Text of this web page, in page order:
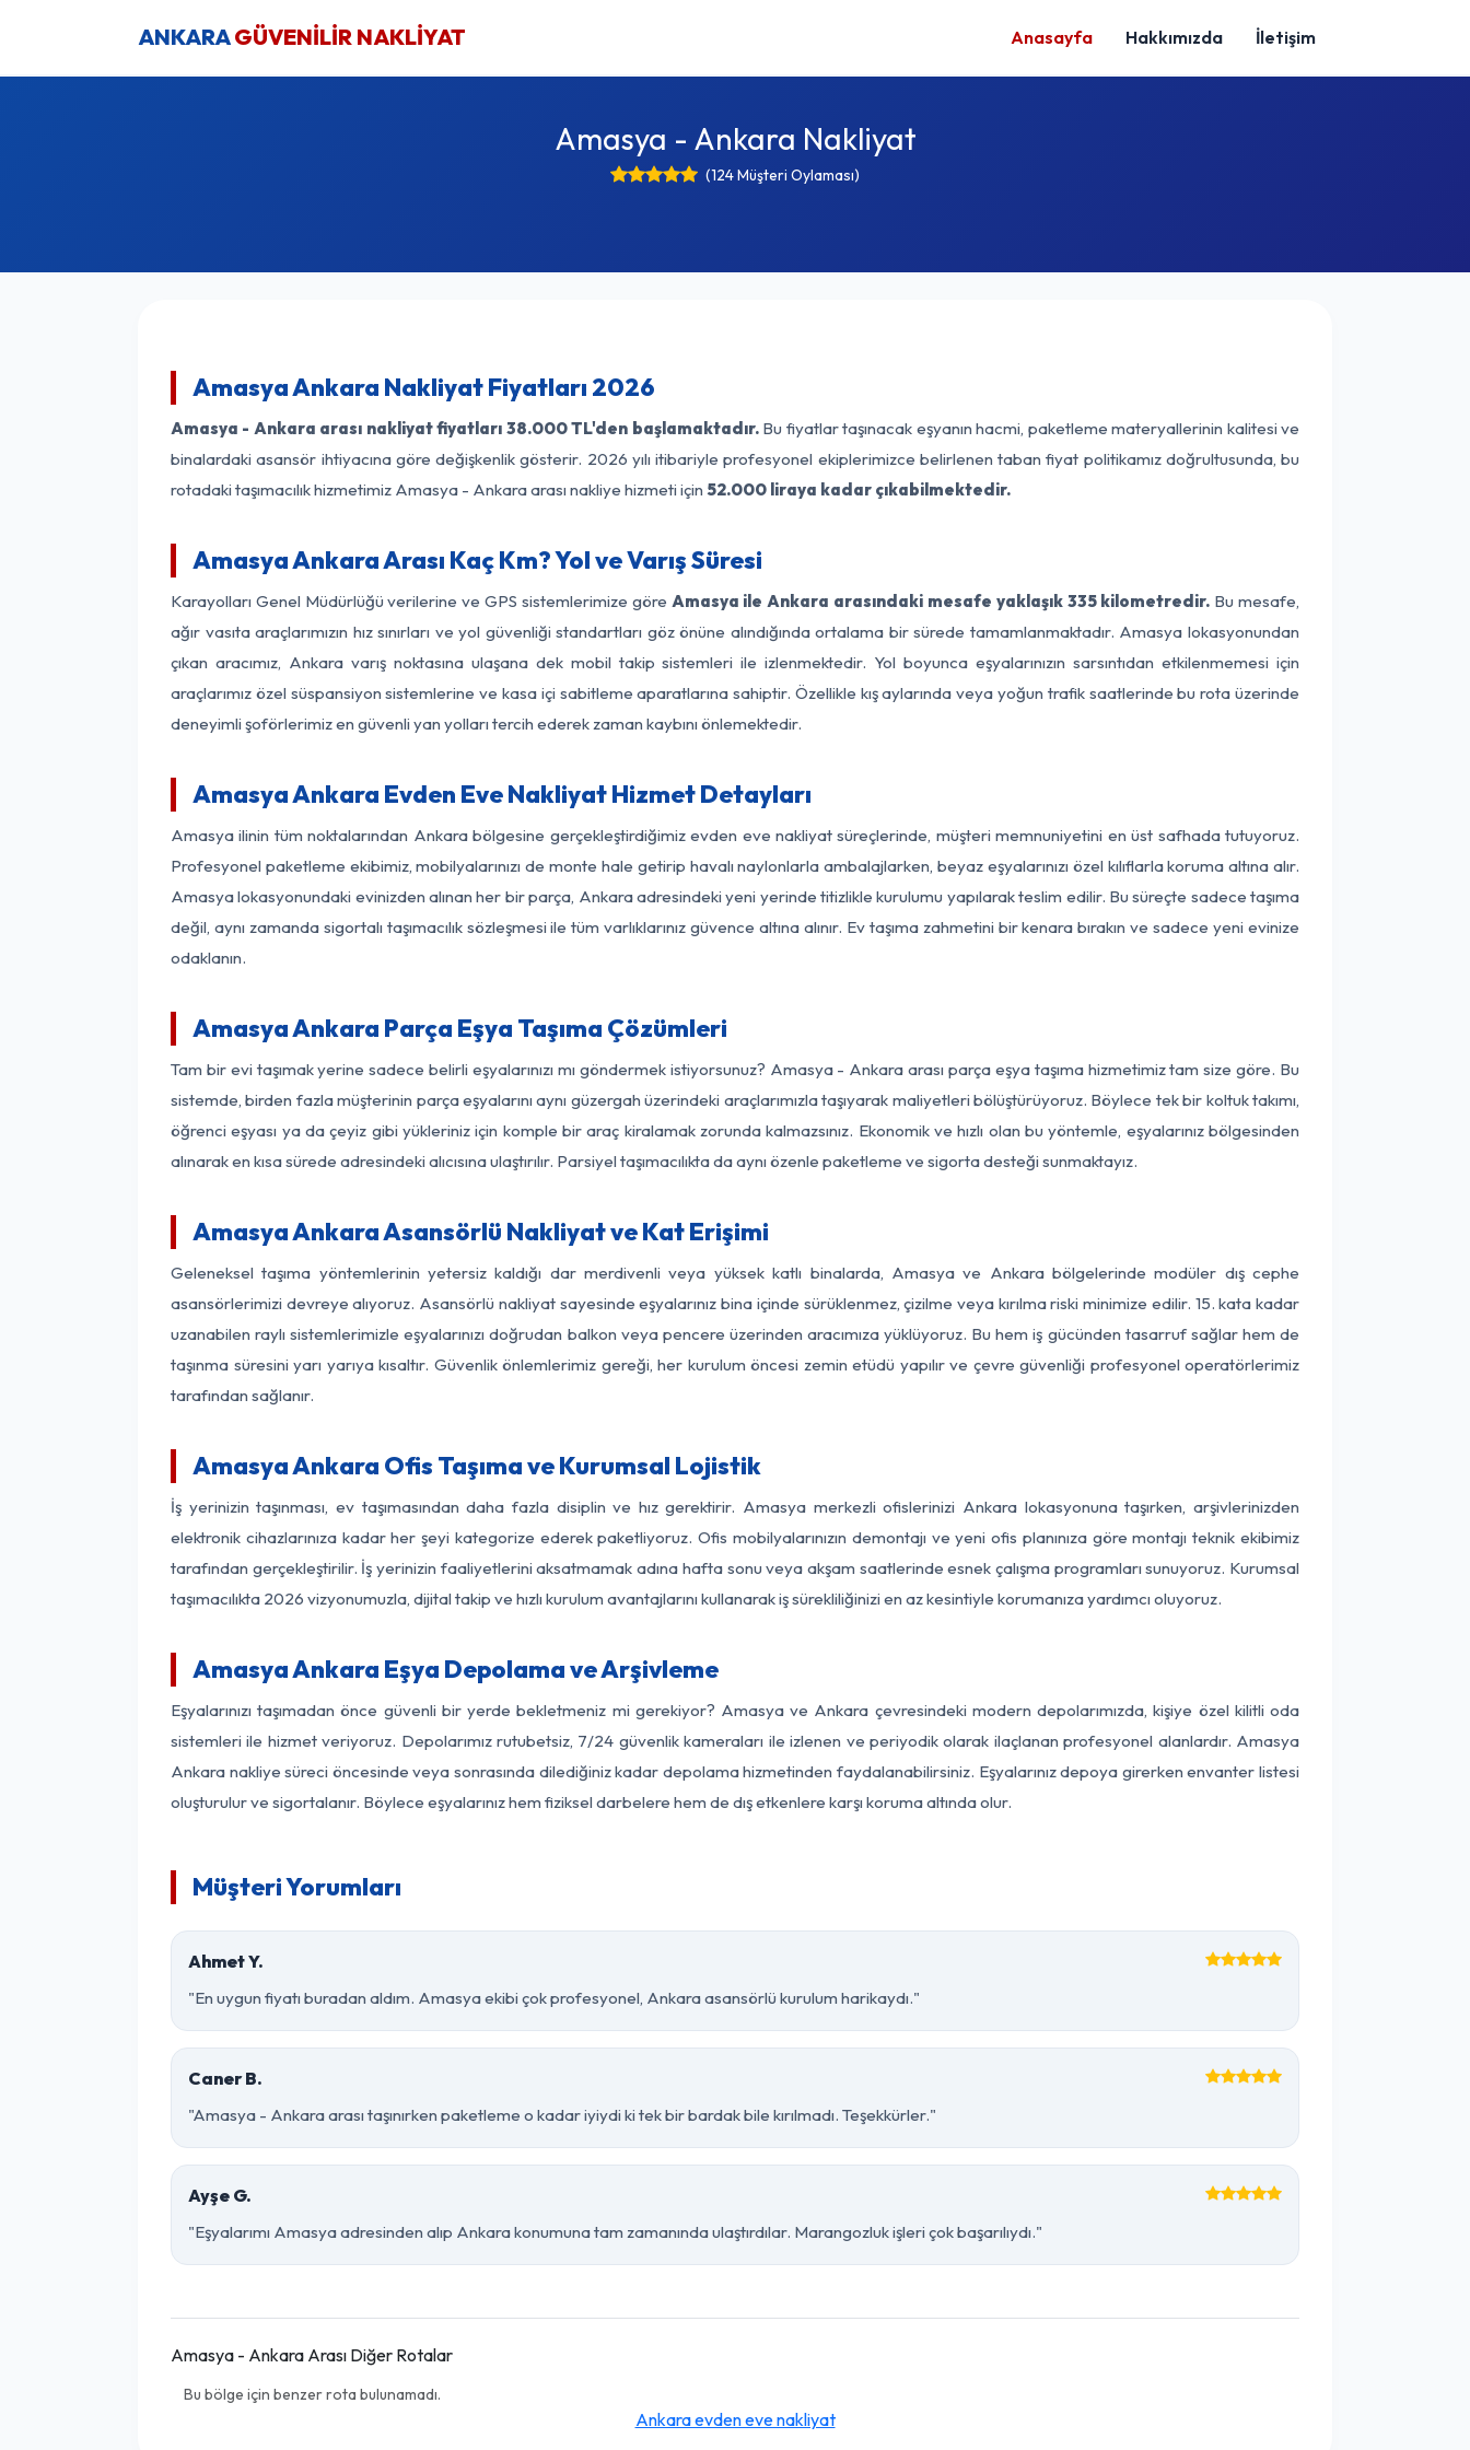
ANKARAGÜVENİLİR NAKLİYAT Anasayfa Hakkımızda İletişim
Amasya - Ankara Nakliyat
(124 Müşteri Oylaması)
Amasya Ankara Nakliyat Fiyatları 2026
Amasya - Ankara arası nakliyat fiyatları 38.000 TL'den başlamaktadır.Bu fiyatlar taşınacak eşyanın hacmi, paketleme materyallerinin kalitesi ve
binalardaki asansör ihtiyacına göre değişkenlik gösterir. 2026 yılı itibariyle profesyonel ekiplerimizce belirlenen taban fiyat politikamız doğrultusunda, bu
rotadaki taşımacılık hizmetimiz Amasya - Ankara arası nakliye hizmeti için 52.000 liraya kadar çıkabilmektedir.
Amasya Ankara Arası Kaç Km? Yol ve Varış Süresi
Karayolları Genel Müdürlüğü verilerine ve GPS sistemlerimize göre Amasya ile Ankara arasındaki mesafe yaklaşık 335 kilometredir. Bu mesafe,
ağır vasıta araçlarımızın hız sınırları ve yol güvenliği standartları göz önüne alındığında ortalama bir sürede tamamlanmaktadır. Amasya lokasyonundan
çıkan aracımız, Ankara varış noktasına ulaşana dek mobil takip sistemleri ile izlenmektedir. Yol boyunca eşyalarınızın sarsıntıdan etkilenmemesi için
araçlarımız özel süspansiyon sistemlerine ve kasa içi sabitleme aparatlarına sahiptir. Özellikle kış aylarında veya yoğun trafik saatlerinde bu rota üzerinde
deneyimli şoförlerimiz en güvenli yan yolları tercih ederek zaman kaybını önlemektedir.
Amasya Ankara Evden Eve Nakliyat Hizmet Detayları
Amasya ilinin tüm noktalarından Ankara bölgesine gerçekleştirdiğimiz evden eve nakliyat süreçlerinde, müşteri memnuniyetini en üst safhada tutuyoruz.
Profesyonel paketleme ekibimiz, mobilyalarınızı de monte hale getirip havalı naylonlarla ambalajlarken, beyaz eşyalarınızı özel kılıflarla koruma altına alır.
Amasya lokasyonundaki evinizden alınan her bir parça, Ankara adresindeki yeni yerinde titizlikle kurulumu yapılarak teslim edilir. Bu süreçte sadece taşıma
değil, aynı zamanda sigortalı taşımacılık sözleşmesi ile tüm varlıklarınız güvence altına alınır. Ev taşıma zahmetini bir kenara bırakın ve sadece yeni evinize
odaklanın.
Amasya Ankara Parça Eşya Taşıma Çözümleri
Tam bir evi taşımak yerine sadece belirli eşyalarınızı mı göndermek istiyorsunuz? Amasya - Ankara arası parça eşya taşıma hizmetimiz tam size göre. Bu
sistemde, birden fazla müşterinin parça eşyalarını aynı güzergah üzerindeki araçlarımızla taşıyarak maliyetleri bölüştürüyoruz. Böylece tek bir koltuk takımı,
öğrenci eşyası ya da çeyiz gibi yükleriniz için komple bir araç kiralamak zorunda kalmazsınız. Ekonomik ve hızlı olan bu yöntemle, eşyalarınız bölgesinden
alınarak en kısa sürede adresindeki alıcısına ulaştırılır. Parsiyel taşımacılıkta da aynı özenle paketleme ve sigorta desteği sunmaktayız.
Amasya Ankara Asansörlü Nakliyat ve Kat Erişimi
Geleneksel taşıma yöntemlerinin yetersiz kaldığı dar merdivenli veya yüksek katlı binalarda, Amasya ve Ankara bölgelerinde modüler dış cephe
asansörlerimizi devreye alıyoruz. Asansörlü nakliyat sayesinde eşyalarınız bina içinde sürüklenmez, çizilme veya kırılma riski minimize edilir. 15. kata kadar
uzanabilen raylı sistemlerimizle eşyalarınızı doğrudan balkon veya pencere üzerinden aracımıza yüklüyoruz. Bu hem iş gücünden tasarruf sağlar hem de
taşınma süresini yarı yarıya kısaltır. Güvenlik önlemlerimiz gereği, her kurulum öncesi zemin etüdü yapılır ve çevre güvenliği profesyonel operatörlerimiz
tarafından sağlanır.
Amasya Ankara Ofis Taşıma ve Kurumsal Lojistik
İş yerinizin taşınması, ev taşımasından daha fazla disiplin ve hız gerektirir. Amasya merkezli ofislerinizi Ankara lokasyonuna taşırken, arşivlerinizden
elektronik cihazlarınıza kadar her şeyi kategorize ederek paketliyoruz. Ofis mobilyalarınızın demontajı ve yeni ofis planınıza göre montajı teknik ekibimiz
tarafından gerçekleştirilir. İş yerinizin faaliyetlerini aksatmamak adına hafta sonu veya akşam saatlerinde esnek çalışma programları sunuyoruz. Kurumsal
taşımacılıkta 2026 vizyonumuzla, dijital takip ve hızlı kurulum avantajlarını kullanarak iş sürekliliğinizi en az kesintiyle korumanıza yardımcı oluyoruz.
Amasya Ankara Eşya Depolama ve Arşivleme
Eşyalarınızı taşımadan önce güvenli bir yerde bekletmeniz mi gerekiyor? Amasya ve Ankara çevresindeki modern depolarımızda, kişiye özel kilitli oda
sistemleri ile hizmet veriyoruz. Depolarımız rutubetsiz, 7/24 güvenlik kameraları ile izlenen ve periyodik olarak ilaçlanan profesyonel alanlardır. Amasya
Ankara nakliye süreci öncesinde veya sonrasında dilediğiniz kadar depolama hizmetinden faydalanabilirsiniz. Eşyalarınız depoya girerken envanter listesi
oluşturulur ve sigortalanır. Böylece eşyalarınız hem fiziksel darbelere hem de dış etkenlere karşı koruma altında olur.
Müşteri Yorumları
Ahmet Y.
"En uygun fiyatı buradan aldım. Amasya ekibi çok profesyonel, Ankara asansörlü kurulum harikaydı."
Caner B.
"Amasya - Ankara arası taşınırken paketleme o kadar iyiydi ki tek bir bardak bile kırılmadı. Teşekkürler."
Ayşe G.
"Eşyalarımı Amasya adresinden alıp Ankara konumuna tam zamanında ulaştırdılar. Marangozluk işleri çok başarılıydı."
Amasya - Ankara Arası Diğer Rotalar
Bu bölge için benzer rota bulunamadı.
Ankara evden eve nakliyat